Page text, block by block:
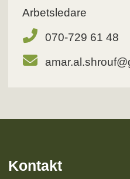
Arbetsledare
070-729 61 48
Kontakt